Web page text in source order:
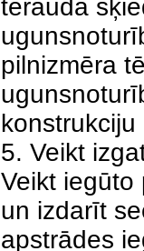
tērauda
pilnizmēra
5. Veikt
Veikt iegūto
un izdarīt
apstrādes